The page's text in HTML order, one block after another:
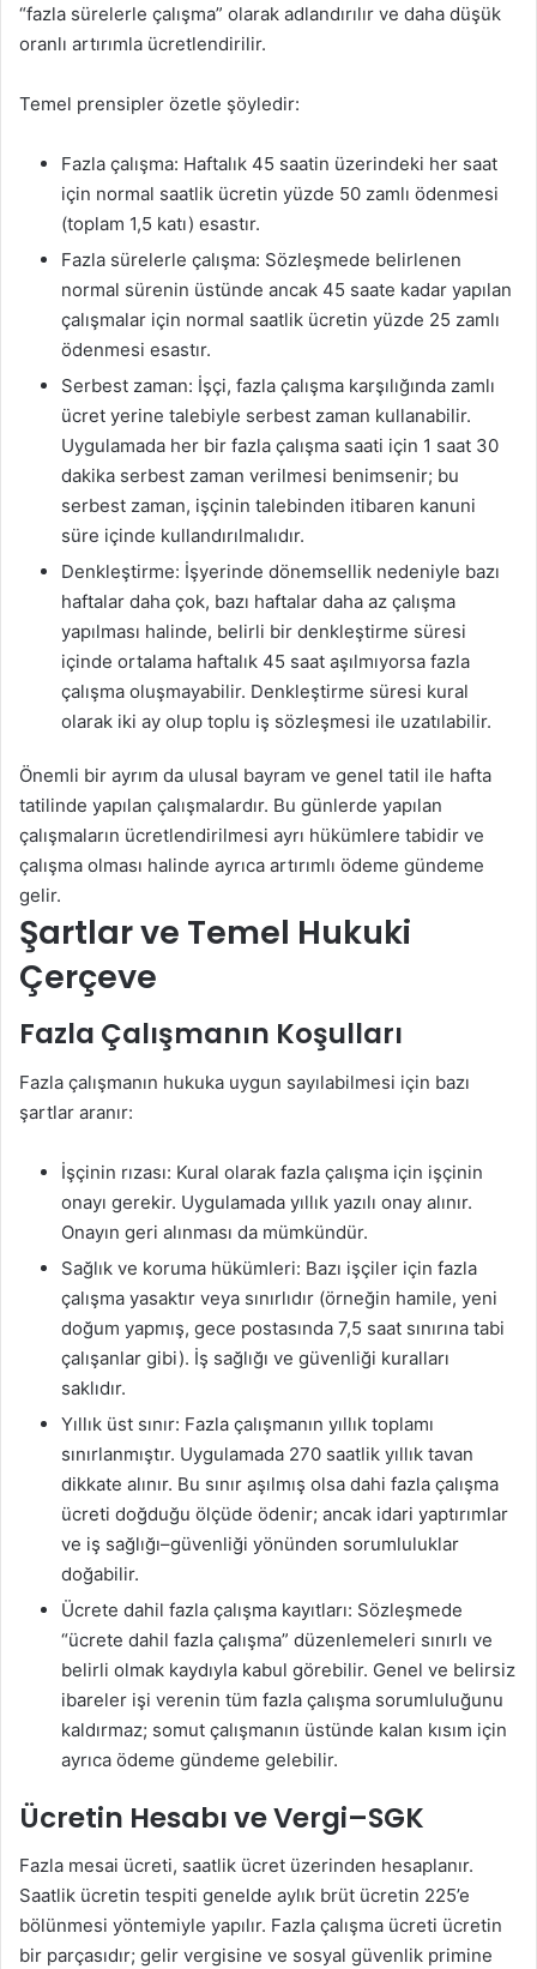
“fazla sürelerle çalışma” olarak adlandırılır ve daha düşük
oranlı artırımla ücretlendirilir.
Temel prensipler özetle şöyledir:
Fazla çalışma: Haftalık 45 saatin üzerindeki her saat
için normal saatlik ücretin yüzde 50 zamlı ödenmesi
(toplam 1,5 katı) esastır.
Fazla sürelerle çalışma: Sözleşmede belirlenen
normal sürenin üstünde ancak 45 saate kadar yapılan
çalışmalar için normal saatlik ücretin yüzde 25 zamlı
ödenmesi esastır.
Serbest zaman: İşçi, fazla çalışma karşılığında zamlı
ücret yerine talebiyle serbest zaman kullanabilir.
Uygulamada her bir fazla çalışma saati için 1 saat 30
dakika serbest zaman verilmesi benimsenir; bu
serbest zaman, işçinin talebinden itibaren kanuni
süre içinde kullandırılmalıdır.
Denkleştirme: İşyerinde dönemsellik nedeniyle bazı
haftalar daha çok, bazı haftalar daha az çalışma
yapılması halinde, belirli bir denkleştirme süresi
içinde ortalama haftalık 45 saat aşılmıyorsa fazla
çalışma oluşmayabilir. Denkleştirme süresi kural
olarak iki ay olup toplu iş sözleşmesi ile uzatılabilir.
Önemli bir ayrım da ulusal bayram ve genel tatil ile hafta
tatilinde yapılan çalışmalardır. Bu günlerde yapılan
çalışmaların ücretlendirilmesi ayrı hükümlere tabidir ve
çalışma olması halinde ayrıca artırımlı ödeme gündeme
gelir.
Şartlar ve Temel Hukuki
Çerçeve
Fazla Çalışmanın Koşulları
Fazla çalışmanın hukuka uygun sayılabilmesi için bazı
şartlar aranır:
İşçinin rızası: Kural olarak fazla çalışma için işçinin
onayı gerekir. Uygulamada yıllık yazılı onay alınır.
Onayın geri alınması da mümkündür.
Sağlık ve koruma hükümleri: Bazı işçiler için fazla
çalışma yasaktır veya sınırlıdır (örneğin hamile, yeni
doğum yapmış, gece postasında 7,5 saat sınırına tabi
çalışanlar gibi). İş sağlığı ve güvenliği kuralları
saklıdır.
Yıllık üst sınır: Fazla çalışmanın yıllık toplamı
sınırlanmıştır. Uygulamada 270 saatlik yıllık tavan
dikkate alınır. Bu sınır aşılmış olsa dahi fazla çalışma
ücreti doğduğu ölçüde ödenir; ancak idari yaptırımlar
ve iş sağlığı–güvenliği yönünden sorumluluklar
doğabilir.
Ücrete dahil fazla çalışma kayıtları: Sözleşmede
“ücrete dahil fazla çalışma” düzenlemeleri sınırlı ve
belirli olmak kaydıyla kabul görebilir. Genel ve belirsiz
ibareler işi verenin tüm fazla çalışma sorumluluğunu
kaldırmaz; somut çalışmanın üstünde kalan kısım için
ayrıca ödeme gündeme gelebilir.
Ücretin Hesabı ve Vergi–SGK
Fazla mesai ücreti, saatlik ücret üzerinden hesaplanır.
Saatlik ücretin tespiti genelde aylık brüt ücretin 225’e
bölünmesi yöntemiyle yapılır. Fazla çalışma ücreti ücretin
bir parçasıdır; gelir vergisine ve sosyal güvenlik primine